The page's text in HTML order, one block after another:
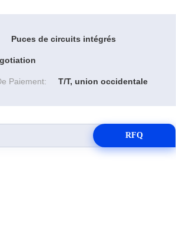
Puces de circuits intégrés
Paiement: T/T, union occidentale
RFQ